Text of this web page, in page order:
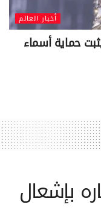
أخبار العالم
حماية أسماء
بإشعال